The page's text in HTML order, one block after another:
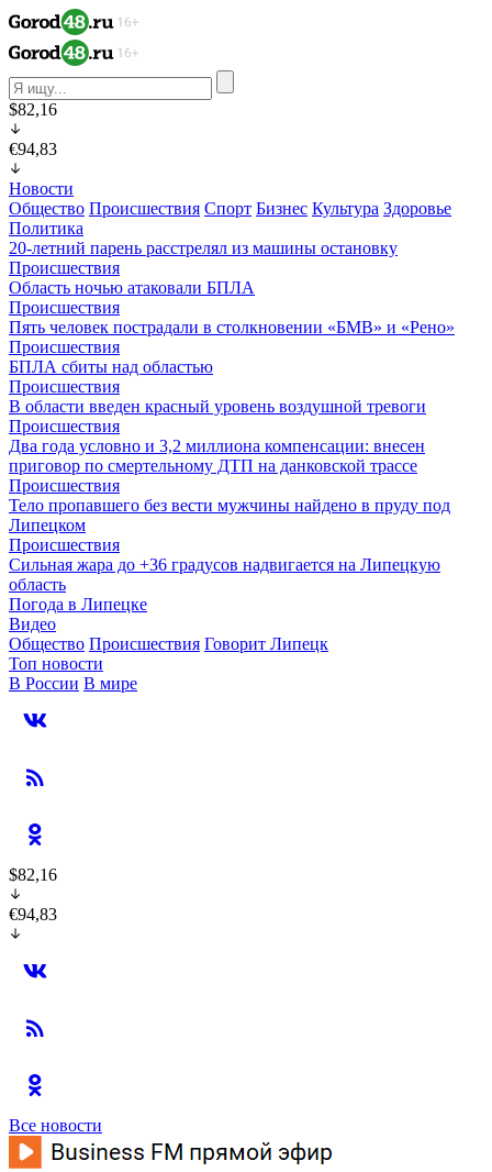
$82,16
€94,83
Новости
Общество Происшествия Спорт Бизнес Культура Здоровье
Политика
20-летний парень расстрелял из машины остановку
Происшествия
Область ночью атаковали БПЛА
Происшествия
Пять человек пострадали в столкновении «БМВ» и «Рено»
Происшествия
БПЛА сбиты над областью
Происшествия
В области введен красный уровень воздушной тревоги
Происшествия
Два года условно и 3,2 миллиона компенсации: внесен
приговор по смертельному ДТП на данковской трассе
Происшествия
Тело пропавшего без вести мужчины найдено в пруду под
Липецком
Происшествия
Сильная жара до +36 градусов надвигается на Липецкую
область
Погода в Липецке
Видео
Общество Происшествия Говорит Липецк
Топ новости
В России В мире
$82,16
€94,83
Все новости